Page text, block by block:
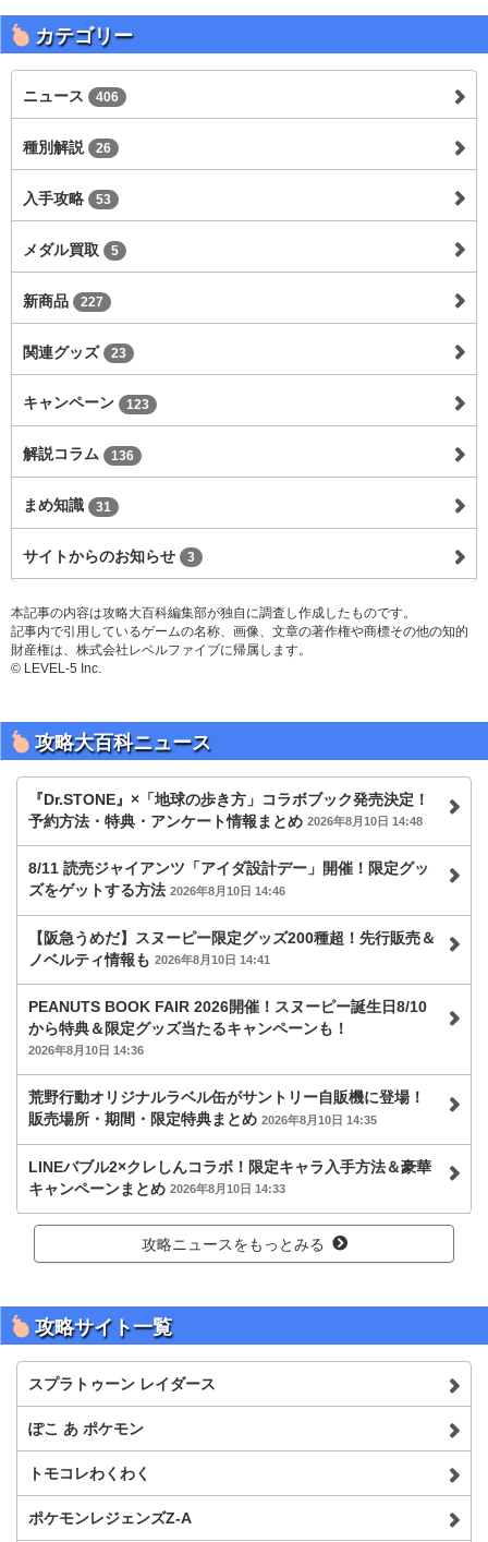
カテゴリー
ニュース 406
種別解説 26
入手攻略 53
メダル買取 5
新商品 227
関連グッズ 23
キャンペーン 123
解説コラム 136
まめ知識 31
サイトからのお知らせ 3
本記事の内容は攻略大百科編集部が独自に調査し作成したものです。
記事内で引用しているゲームの名称、画像、文章の著作権や商標その他の知的
財産権は、株式会社レベルファイブに帰属します。
© LEVEL-5 Inc.
攻略大百科ニュース
『Dr.STONE』×「地球の歩き方」コラボブック発売決定！
予約方法・特典・アンケート情報まとめ 2026年8月10日 14:48
8/11 読売ジャイアンツ「アイダ設計デー」開催！限定グッ
ズをゲットする方法 2026年8月10日 14:46
【阪急うめだ】スヌーピー限定グッズ200種超！先行販売＆
ノベルティ情報も 2026年8月10日 14:41
PEANUTS BOOK FAIR 2026開催！スヌーピー誕生日8/10
から特典＆限定グッズ当たるキャンペーンも！
2026年8月10日 14:36
荒野行動オリジナルラベル缶がサントリー自販機に登場！
販売場所・期間・限定特典まとめ 2026年8月10日 14:35
LINEバブル2×クレしんコラボ！限定キャラ入手方法＆豪華
キャンペーンまとめ 2026年8月10日 14:33
攻略ニュースをもっとみる
攻略サイト一覧
スプラトゥーン レイダース
ぽこ あ ポケモン
トモコレわくわく
ポケモンレジェンズZ-A